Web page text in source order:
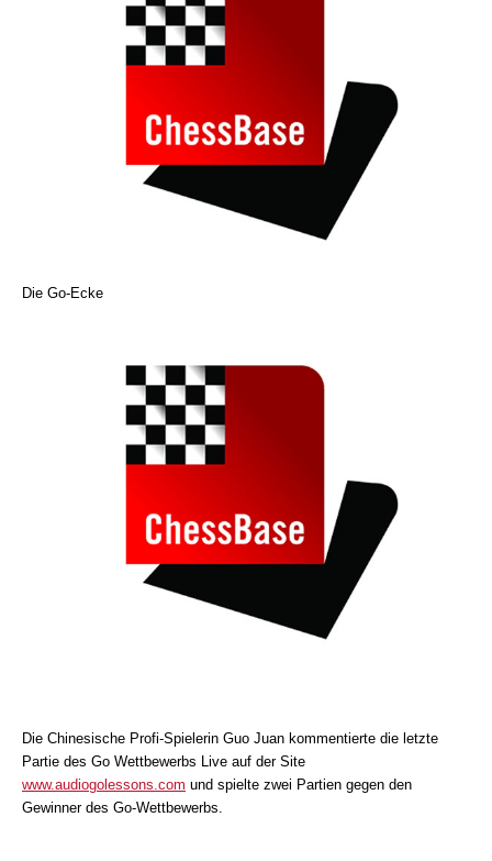
Die Go-Ecke
Die Chinesische Profi-Spielerin Guo Juan kommentierte die letzte
Partie des Go Wettbewerbs Live auf der Site
www.audiogolessons.com und spielte zwei Partien gegen den
Gewinner des Go-Wettbewerbs.